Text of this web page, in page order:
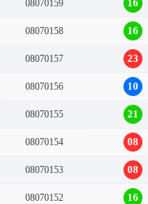
08070159 16
08070158 16
08070157 23
08070156 10
08070155 21
08070154 08
08070153 08
08070152 16